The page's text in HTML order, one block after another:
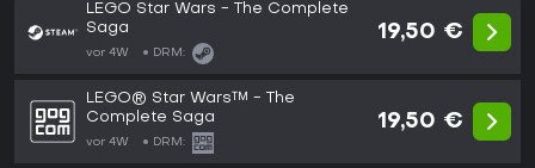
LEGO Star Wars - The Complete
Saga
vor 4W DRM:
19,50 €
LEGO® Star Wars™ - The
Complete Saga
vor 4W DRM:
19,50 €